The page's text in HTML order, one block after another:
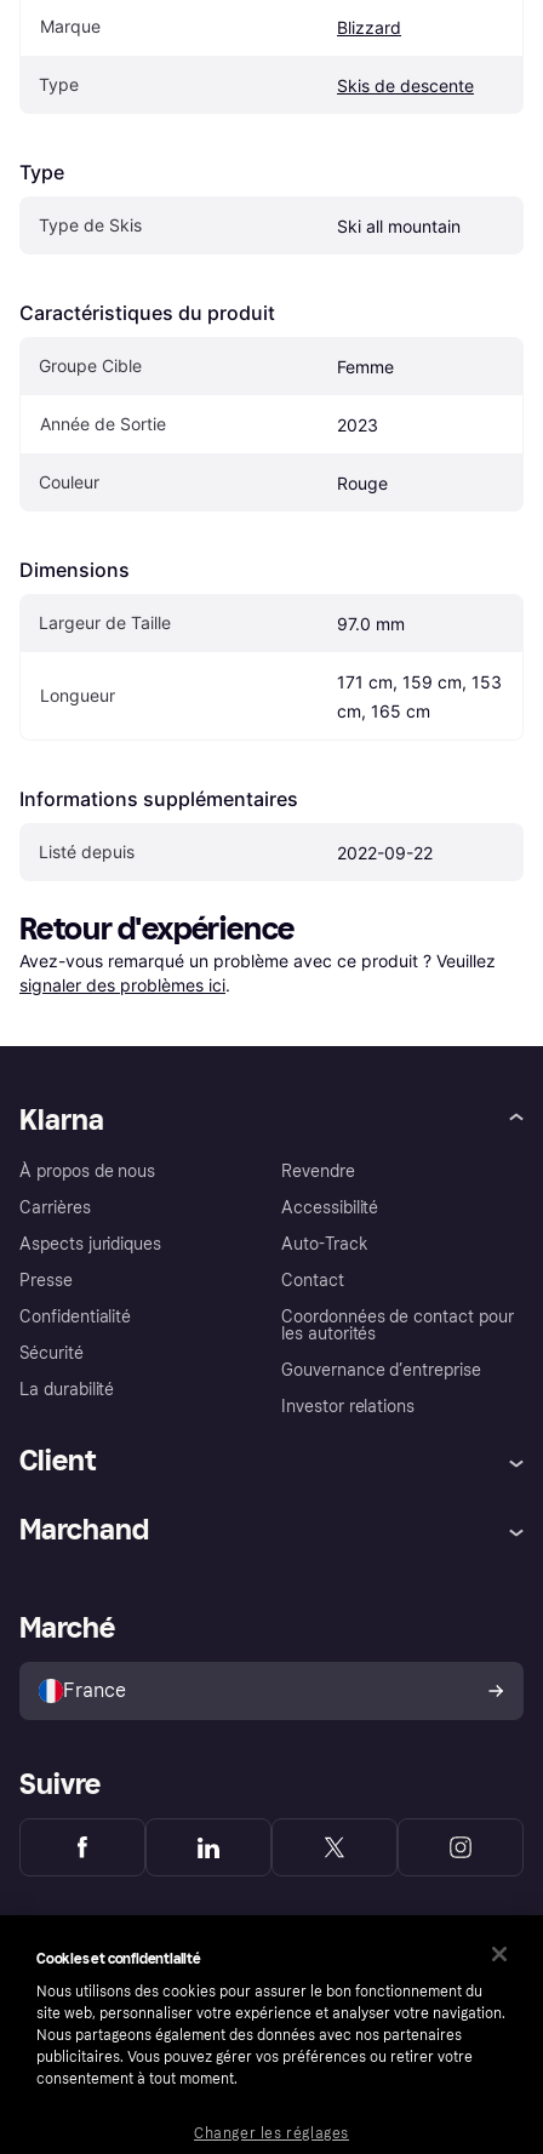
Marque Blizzard
Type Skis de descente
Type
Type de Skis Ski all mountain
Caractéristiques du produit
Groupe Cible Femme
Année de Sortie 2023
Couleur Rouge
Dimensions
Largeur de Taille 97.0 mm
Longueur
171 cm, 159 cm, 153
cm, 165 cm
Informations supplémentaires
Listé depuis 2022-09-22
Retour d'expérience
Avez-vous remarqué un problème avec ce produit ? Veuillez
signaler des problèmes ici.
Klarna
À propos de nous
Carrières
Aspects juridiques
Presse
Confidentialité
Sécurité
La durabilité
Revendre
Accessibilité
Auto-Track
Contact
Coordonnées de contact pour
les autorités
Gouvernance d’entreprise
Investor relations
Client
Explorez les magasins
Politique de protection de
l’acheteur Klarna
Marchand
Portail Marchand
Marché
France
Suivre
Cookies et confidentialité
Nous utilisons des cookies pour assurer le bon fonctionnement du
site web, personnaliser votre expérience et analyser votre navigation.
Nous partageons également des données avec nos partenaires
publicitaires. Vous pouvez gérer vos préférences ou retirer votre
consentement à tout moment.
Changer les réglages